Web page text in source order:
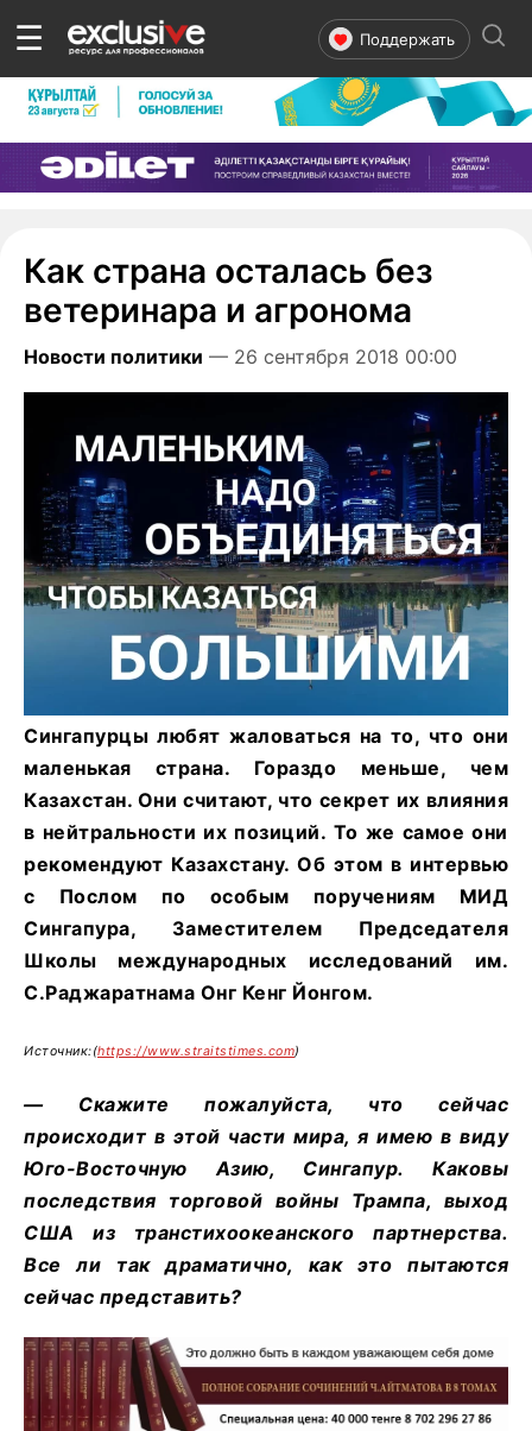
☰ Поддержать
Как страна осталась без
ветеринара и агронома
Новости политики — 26 сентября 2018 00:00
Сингапурцы любят жаловаться на то, что они
маленькая страна. Гораздо меньше, чем
Казахстан. Они считают, что секрет их влияния
в нейтральности их позиций. То же самое они
рекомендуют Казахстану. Об этом в интервью
с Послом по особым поручениям МИД
Сингапура, Заместителем Председателя
Школы международных исследований им.
С.Раджаратнама Онг Кенг Йонгом.
Источник:(https://www.straitstimes.com)
— Скажите пожалуйста, что сейчас
происходит в этой части мира, я имею в виду
Юго-Восточную Азию, Сингапур. Каковы
последствия торговой войны Трампа, выход
США из транстихоокеанского партнерства.
Все ли так драматично, как это пытаются
сейчас представить?